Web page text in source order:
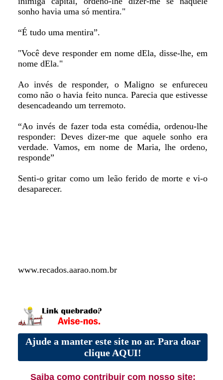
sonho havia uma só mentira."
“É tudo uma mentira”.
"Você deve responder em nome dEla, disse-lhe, em
nome dEla."
Ao invés de responder, o Maligno se enfureceu
como não o havia feito nunca. Parecia que estivesse
desencadeando um terremoto.
“Ao invés de fazer toda esta comédia, ordenou-lhe
responder: Deves dizer-me que aquele sonho era
verdade. Vamos, em nome de Maria, lhe ordeno,
responde”
Senti-o gritar como um leão ferido de morte e vi-o
desaparecer.
www.recados.aarao.nom.br
Ajude a manter este site no ar. Para doar
clique AQUI!
Saiba como contribuir com nosso site: